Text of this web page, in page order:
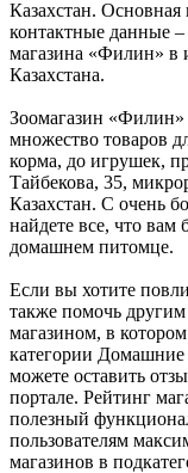
Казахстан.
контактные данные
магазина «Филин» в
Казахстана.
Зоомагазин «Филин»
множество товаров
корма, до игрушек,
Тайбекова, 35,
Казахстан. С очень
найдете все, что вам
домашнем питомце.
Если вы хотите
также помочь другим
магазином, в котором
категории
можете оставить
портале. Рейтинг
полезный
пользователям
магазинов в